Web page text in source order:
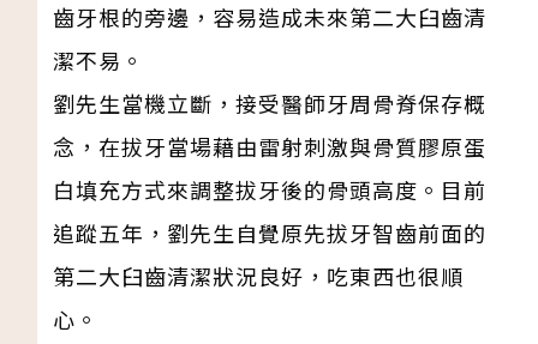
齒牙根的旁邊，容易造成未來第二大臼齒清
潔不易。
劉先生當機立斷，接受醫師牙周骨脊保存概
念，在拔牙當場藉由雷射刺激與骨質膠原蛋
白填充方式來調整拔牙後的骨頭高度。目前
追蹤五年，劉先生自覺原先拔牙智齒前面的
第二大臼齒清潔狀況良好，吃東西也很順
心。